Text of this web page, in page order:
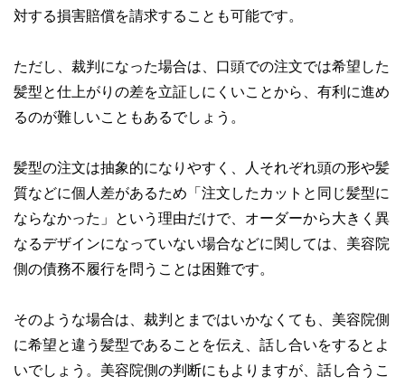
対する損害賠償を請求することも可能です。
ただし、裁判になった場合は、口頭での注文では希望した
髪型と仕上がりの差を立証しにくいことから、有利に進め
るのが難しいこともあるでしょう。
髪型の注文は抽象的になりやすく、人それぞれ頭の形や髪
質などに個人差があるため「注文したカットと同じ髪型に
ならなかった」という理由だけで、オーダーから大きく異
なるデザインになっていない場合などに関しては、美容院
側の債務不履行を問うことは困難です。
そのような場合は、裁判とまではいかなくても、美容院側
に希望と違う髪型であることを伝え、話し合いをするとよ
いでしょう。美容院側の判断にもよりますが、話し合うこ